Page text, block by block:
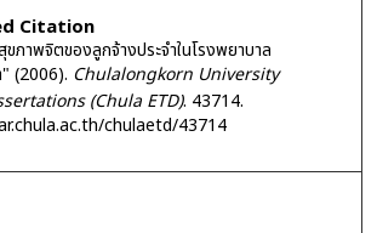
Citation
ภาพจิตของลูกจ้างประจำในโรงพยาบาล
" (2006). Chulalongkorn University
(Chula ETD). 43714.
chulaetd/43714